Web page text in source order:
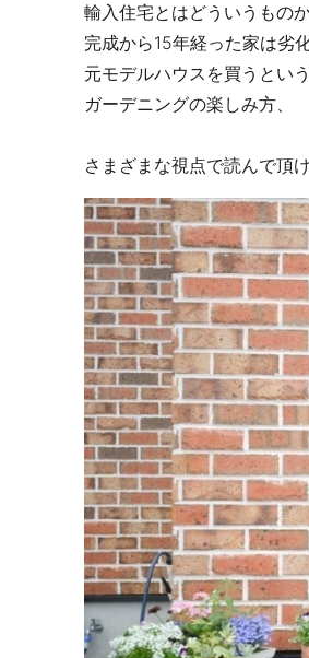
輸入住宅とはどういうもの
完成から15年経った家は劣
元モデルハウスを買うとい
ガーデニングの楽しみ方、
さまざまな視点で読んで頂